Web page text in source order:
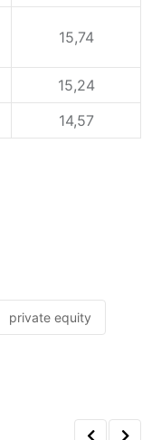
15,74
15,24
14,57
private equity